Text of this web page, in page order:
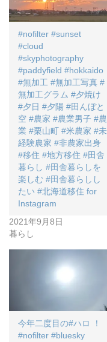
#nofilter #sunset
#cloud
#skyphotography
#paddyfield #hokkaido
#無加工 #無加工写真 #
無加工グラム #夕焼け
#夕日 #夕陽 #田んぼと
空 #農家 #農業男子 #農
業 #栗山町 #米農家 #未
経験農家 #非農家出身
#移住 #地方移住 #田舎
暮らし #田舎暮らしを
楽しむ #田舎暮らしし
たい #北海道移住 for
Instagram
2021年9月8日
暮らし
今年二度目の#ハロ ！
#nofilter #bluesky